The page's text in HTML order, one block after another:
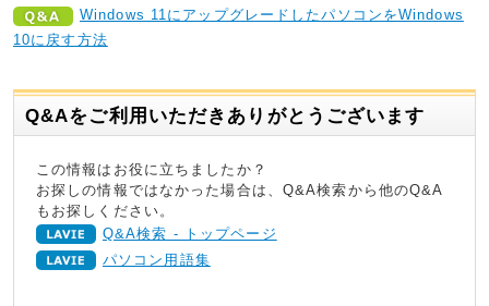
Windows 11にアップグレードしたパソコンをWindows
10に戻す方法
Q&Aをご利用いただきありがとうございます
この情報はお役に立ちましたか？
お探しの情報ではなかった場合は、Q&A検索から他のQ&A
もお探しください。
Q&A検索 - トップページ
パソコン用語集